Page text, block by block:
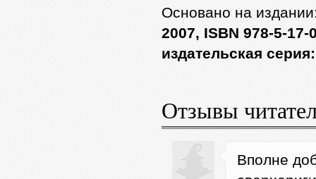
Основано на
2007, ISBN 978-5-17-
издательская
Отзывы
Вполне